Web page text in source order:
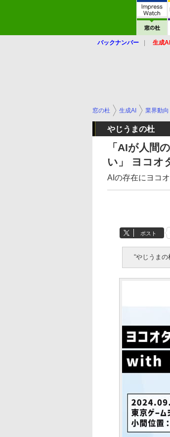
バックナンバー 生成AI
窓の杜 生成AI 業界動向
やじうまの杜
「AIが人間
い」 ヨコオ
AIの存在にヨコ
ポスト
“やじうまの